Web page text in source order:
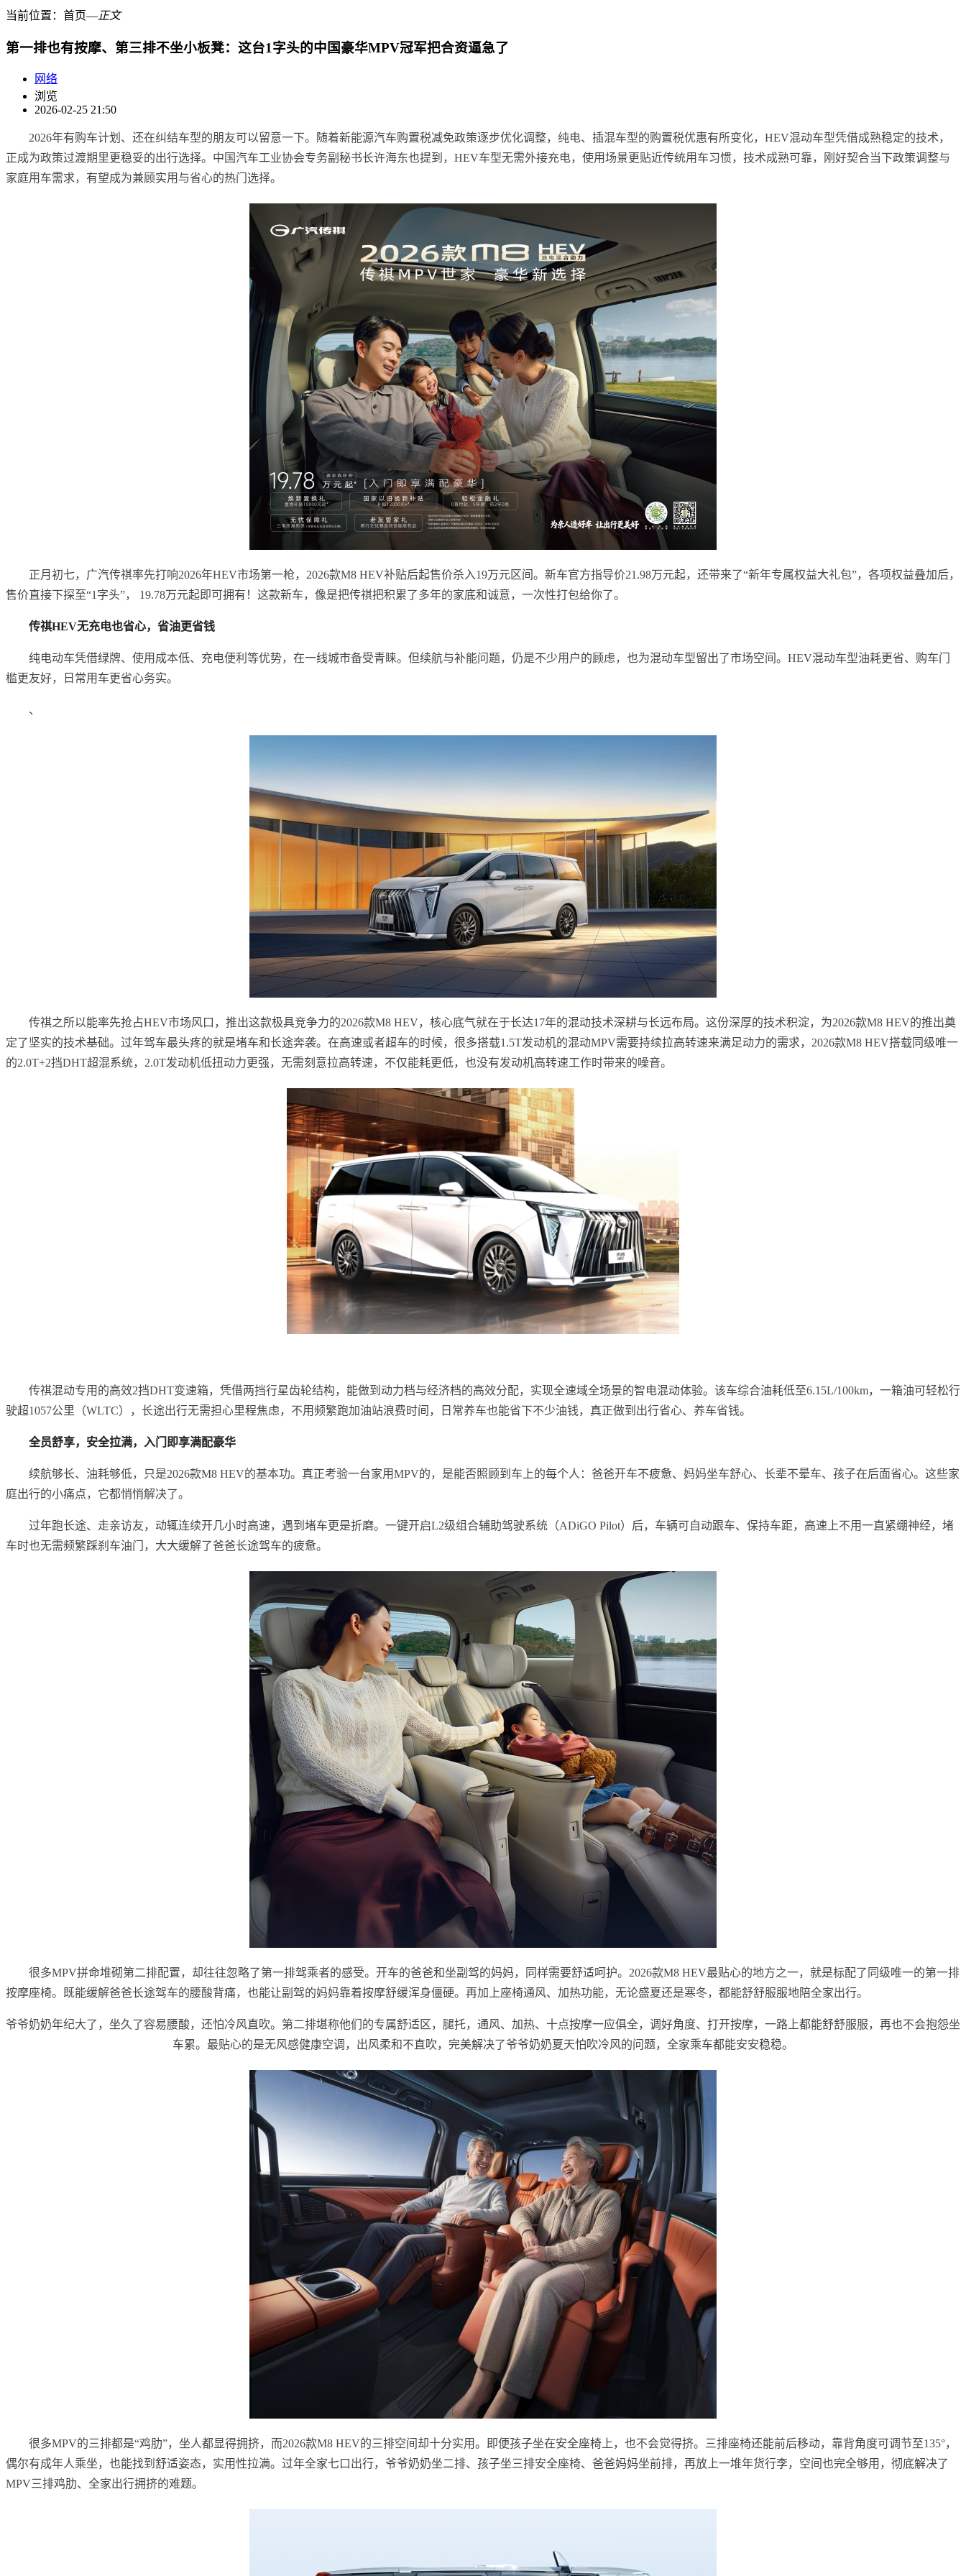
当前位置： 首页―正文
第一排也有按摩、第三排不坐小板凳：这台1字头的中国豪华MPV冠军把合资逼急了
网络
浏览
2026-02-25 21:50
2026年有购车计划、还在纠结车型的朋友可以留意一下。随着新能源汽车购置税减免政策逐步优化调整，纯电、插混车型的购置税优惠有所变化，HEV混动车型凭借成熟稳定的技术，
正成为政策过渡期里更稳妥的出行选择。中国汽车工业协会专务副秘书长许海东也提到，HEV车型无需外接充电，使用场景更贴近传统用车习惯，技术成熟可靠，刚好契合当下政策调整与
家庭用车需求，有望成为兼顾实用与省心的热门选择。
正月初七，广汽传祺率先打响2026年HEV市场第一枪，2026款M8 HEV补贴后起售价杀入19万元区间。新车官方指导价21.98万元起，还带来了“新年专属权益大礼包”，各项权益叠加后，
售价直接下探至“1字头”， 19.78万元起即可拥有！这款新车，像是把传祺把积累了多年的家底和诚意，一次性打包给你了。
传祺HEV无充电也省心，省油更省钱
纯电动车凭借绿牌、使用成本低、充电便利等优势，在一线城市备受青睐。但续航与补能问题，仍是不少用户的顾虑，也为混动车型留出了市场空间。HEV混动车型油耗更省、购车门
槛更友好，日常用车更省心务实。
、
传祺之所以能率先抢占HEV市场风口，推出这款极具竞争力的2026款M8 HEV，核心底气就在于长达17年的混动技术深耕与长远布局。这份深厚的技术积淀，为2026款M8 HEV的推出奠
定了坚实的技术基础。过年驾车最头疼的就是堵车和长途奔袭。在高速或者超车的时候，很多搭载1.5T发动机的混动MPV需要持续拉高转速来满足动力的需求，2026款M8 HEV搭载同级唯一
的2.0T+2挡DHT超混系统，2.0T发动机低扭动力更强，无需刻意拉高转速，不仅能耗更低，也没有发动机高转速工作时带来的噪音。
传祺混动专用的高效2挡DHT变速箱，凭借两挡行星齿轮结构，能做到动力档与经济档的高效分配，实现全速域全场景的智电混动体验。该车综合油耗低至6.15L/100km，一箱油可轻松行
驶超1057公里（WLTC），长途出行无需担心里程焦虑，不用频繁跑加油站浪费时间，日常养车也能省下不少油钱，真正做到出行省心、养车省钱。
全员舒享，安全拉满，入门即享满配豪华
续航够长、油耗够低，只是2026款M8 HEV的基本功。真正考验一台家用MPV的，是能否照顾到车上的每个人：爸爸开车不疲惫、妈妈坐车舒心、长辈不晕车、孩子在后面省心。这些家
庭出行的小痛点，它都悄悄解决了。
过年跑长途、走亲访友，动辄连续开几小时高速，遇到堵车更是折磨。一键开启L2级组合辅助驾驶系统（ADiGO Pilot）后，车辆可自动跟车、保持车距，高速上不用一直紧绷神经，堵
车时也无需频繁踩刹车油门，大大缓解了爸爸长途驾车的疲惫。
很多MPV拼命堆砌第二排配置，却往往忽略了第一排驾乘者的感受。开车的爸爸和坐副驾的妈妈，同样需要舒适呵护。2026款M8 HEV最贴心的地方之一，就是标配了同级唯一的第一排
按摩座椅。既能缓解爸爸长途驾车的腰酸背痛，也能让副驾的妈妈靠着按摩舒缓浑身僵硬。再加上座椅通风、加热功能，无论盛夏还是寒冬，都能舒舒服服地陪全家出行。
爷爷奶奶年纪大了，坐久了容易腰酸，还怕冷风直吹。第二排堪称他们的专属舒适区，腿托，通风、加热、十点按摩一应俱全，调好角度、打开按摩，一路上都能舒舒服服，再也不会抱怨坐
车累。最贴心的是无风感健康空调，出风柔和不直吹，完美解决了爷爷奶奶夏天怕吹冷风的问题，全家乘车都能安安稳稳。
很多MPV的三排都是“鸡肋”，坐人都显得拥挤，而2026款M8 HEV的三排空间却十分实用。即便孩子坐在安全座椅上，也不会觉得挤。三排座椅还能前后移动，靠背角度可调节至135°，
偶尔有成年人乘坐，也能找到舒适姿态，实用性拉满。过年全家七口出行，爷爷奶奶坐二排、孩子坐三排安全座椅、爸爸妈妈坐前排，再放上一堆年货行李，空间也完全够用，彻底解决了
MPV三排鸡肋、全家出行拥挤的难题。